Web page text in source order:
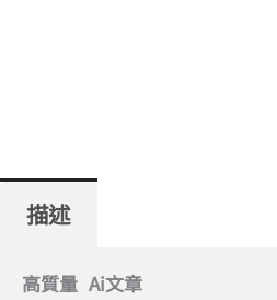
描述
高質量 Ai文章